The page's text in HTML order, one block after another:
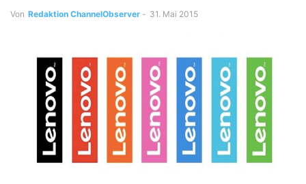
Von Redaktion ChannelObserver - 31. Mai 2015